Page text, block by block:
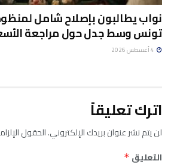
نواب يطالبون بإصلاح شامل
تونس وسط جدل حول مراجعة
اترك تعليقاً
لن يتم نشر عنوان بريدك الإلكتروني.الحقول
التعليق *